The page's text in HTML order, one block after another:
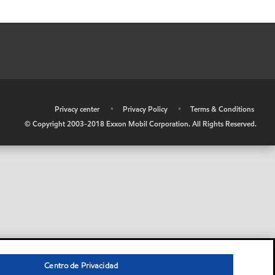
Privacy center • Privacy Policy •
Terms & Conditions
© Copyright 2003-2018 Exxon Mobil Corporation. All Rights Reserved.
Centro de Privacidad